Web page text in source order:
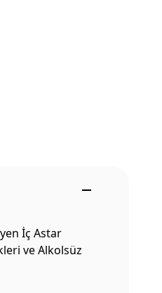
İç Astar
ve Alkolsüz